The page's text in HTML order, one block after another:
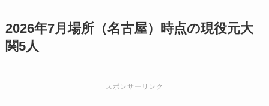
2026年7月場所（名古屋）時点の現役元大
関5人
スポンサーリンク